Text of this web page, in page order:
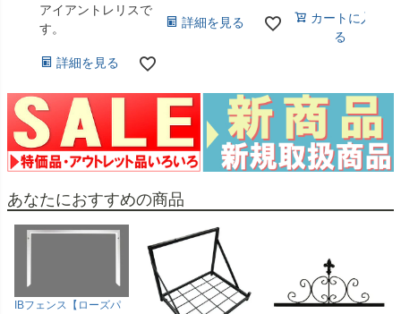
アイアントレリスで
す。
詳細を見る
詳細を見る
カートに入れ
る
あなたにおすすめの商品
IBフェンス【ローズパ